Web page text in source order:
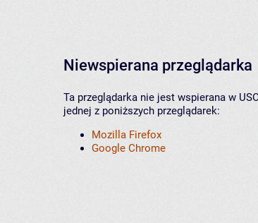
Niewspierana przeglądarka
Ta przeglądarka nie jest wspierana w
jednej z poniższych przeglądarek:
Mozilla Firefox
Google Chrome